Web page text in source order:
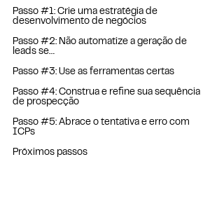
Passo #1: Crie uma estratégia de
desenvolvimento de negócios
Passo #2: Não automatize a geração de
leads se…
Passo #3: Use as ferramentas certas
Passo #4: Construa e refine sua sequência
de prospecção
Passo #5: Abrace o tentativa e erro com
ICPs
Próximos passos